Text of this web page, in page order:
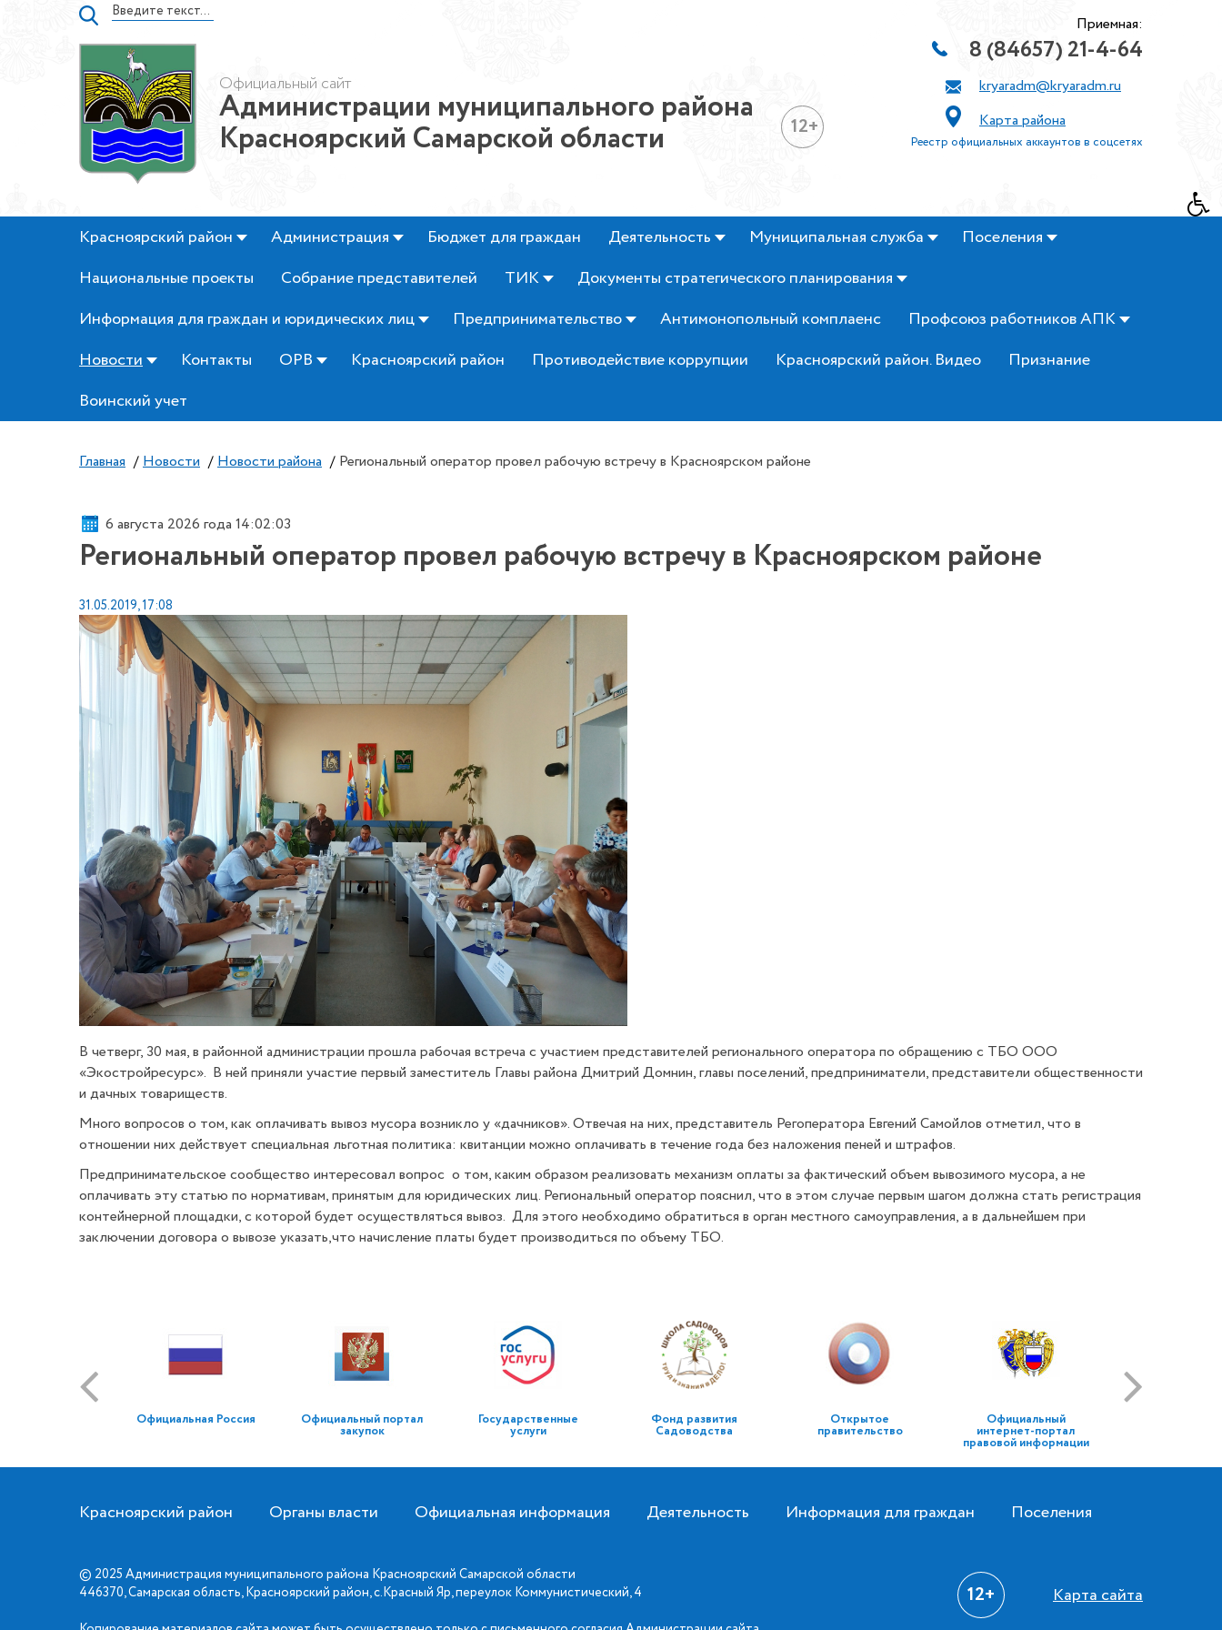
Официальный сайт
Администрации муниципального района
Красноярский Самарской области 12+
Приемная:
8 (84657) 21-4-64
kryaradm@kryaradm.ru
Карта района
Реестр официальных аккаунтов в соцсетях
Красноярский район Администрация Бюджет для граждан Деятельность Муниципальная служба
Поселения
Национальные проекты
Собрание представителей ТИК
Документы стратегического планирования
Информация для граждан и юридических лиц
Предпринимательство Антимонопольный комплаенс
Профсоюз работников АПК
Новости
Контакты ОРВ Красноярский район Противодействие коррупции Красноярский район. Видео
Признание
Воинский учет
Главная / Новости / Новости района / Региональный оператор провел рабочую встречу в Красноярском районе
6 августа 2026 года 14:02:04
Региональный оператор провел рабочую встречу в Красноярском районе
31.05.2019, 17:08
В четверг, 30 мая, в районной администрации прошла рабочая встреча с участием представителей регионального оператора по обращению с ТБО ООО
«Экостройресурс». В ней приняли участие первый заместитель Главы района Дмитрий Домнин, главы поселений, предприниматели, представители общественности
и дачных товариществ.
Много вопросов о том, как оплачивать вывоз мусора возникло у «дачников». Отвечая на них, представитель Регоператора Евгений Самойлов отметил, что в
отношении нихдействует специальная льготная политика: квитанции можно оплачивать в течение года без наложения пеней и штрафов.
Предпринимательское сообщество интересовал вопрос о том, каким образом реализовать механизм оплаты за фактический объем вывозимого мусора, а не
оплачивать эту статью по нормативам, принятым для юридических лиц. Региональный оператор пояснил, что в этом случае первым шагом должна стать регистрация
контейнерной площадки, с которой будет осуществляться вывоз. Для этого необходимо обратиться в орган местного самоуправления, а в дальнейшем при
заключении договора о вывозе указать,что начисление платы будет производиться по объему ТБО.
Официальная Россия Официальный портал
закупок
Государственные
услуги
Фонд развития
Садоводства
Открытое
правительство
Официальный
интернет-портал
правовой информации
Красноярский район Органы власти Официальная информация Деятельность Информация для граждан Поселения
© 2025 Администрация муниципального района Красноярский Самарской области
446370, Самарская область, Красноярский район, с.Красный Яр, переулок Коммунистический, 4
12+ Карта сайта